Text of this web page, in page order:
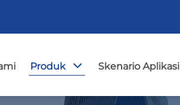
Produk Skenario Aplikasi